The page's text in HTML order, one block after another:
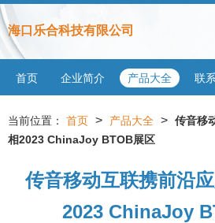
海口乐合科技有限公司
首页 企业简介 产品大全 联
当前位置： 首页 > 产品大全 > 传音移
相2023 ChinaJoy BTOB展区
传音移动互联携前沿
2023 ChinaJoy